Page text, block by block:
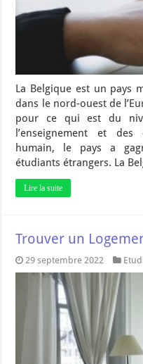
La Belgique est un pays
dans le nord-ouest de
pour ce qui est du
l’enseignement et
humain, le pays a
étudiants étrangers. La
Lire la suite
Trouver un
29 septembre 2022